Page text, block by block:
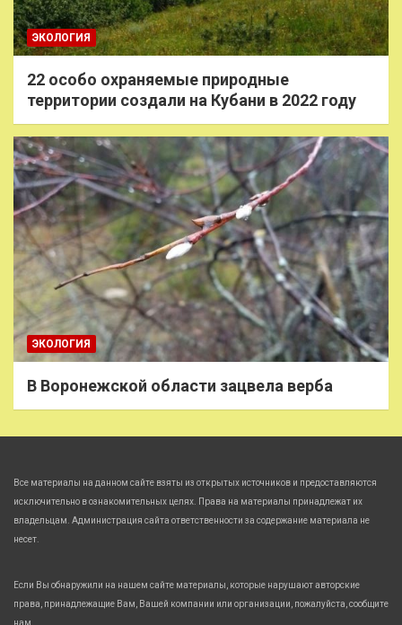
ЭКОЛОГИЯ
22 особо охраняемые природные
территории создали на Кубани в 2022 году
ЭКОЛОГИЯ
В Воронежской области зацвела верба
Все материалы на данном сайте взяты из открытых источников и предоставляются
исключительно в ознакомительных целях. Права на материалы принадлежат их
владельцам. Администрация сайта ответственности за содержание материала не
несет.
Если Вы обнаружили на нашем сайте материалы, которые нарушают авторские
права, принадлежащие Вам, Вашей компании или организации, пожалуйста, сообщите
нам.